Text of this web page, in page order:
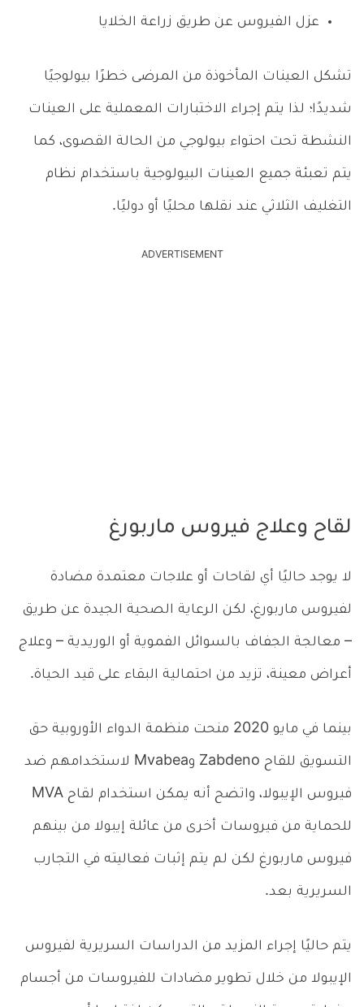
عزل الفيروس عن طريق زراعة الخلايا
تشكل العينات المأخوذة من المرضى خطرًا بيولوجيًا
شديدًا؛ لذا يتم إجراء الاختبارات المعملية على العينات
النشطة تحت احتواء بيولوجي من الحالة القصوى، كما
يتم تعبئة جميع العينات البيولوجية باستخدام نظام
التغليف الثلاثي عند نقلها محليًا أو دوليًا.
ADVERTISEMENT
لقاح وعلاج فيروس ماربورغ
لا يوجد حاليًا أي لقاحات أو علاجات معتمدة مضادة
لفيروس ماربورغ، لكن الرعاية الصحية الجيدة عن طريق
– معالجة الجفاف بالسوائل الفموية أو الوريدية – وعلاج
أعراض معينة، تزيد من احتمالية البقاء على قيد الحياة.
بينما في مايو 2020 منحت منظمة الدواء الأوروبية حق
التسويق للقاح Zabdeno وMvabea لاستخدامهم ضد
فيروس الإيبولا، واتضح أنه يمكن استخدام لقاح MVA
للحماية من فيروسات أخرى من عائلة إيبولا من بينهم
فيروس ماربورغ لكن لم يتم إثبات فعاليته في التجارب
السريرية بعد.
يتم حاليًا إجراء المزيد من الدراسات السريرية لفيروس
الإيبولا من خلال تطوير مضادات للفيروسات من أجسام